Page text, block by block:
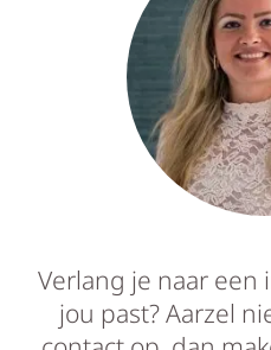
Verlang je naar
jou past? Aarzel